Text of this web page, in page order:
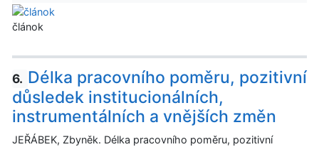
článok
6. Délka pracovního poměru, pozitivní
důsledek institucionálních,
instrumentálních a vnějších změn
JEŘÁBEK, Zbyněk. Délka pracovního poměru, pozitivní